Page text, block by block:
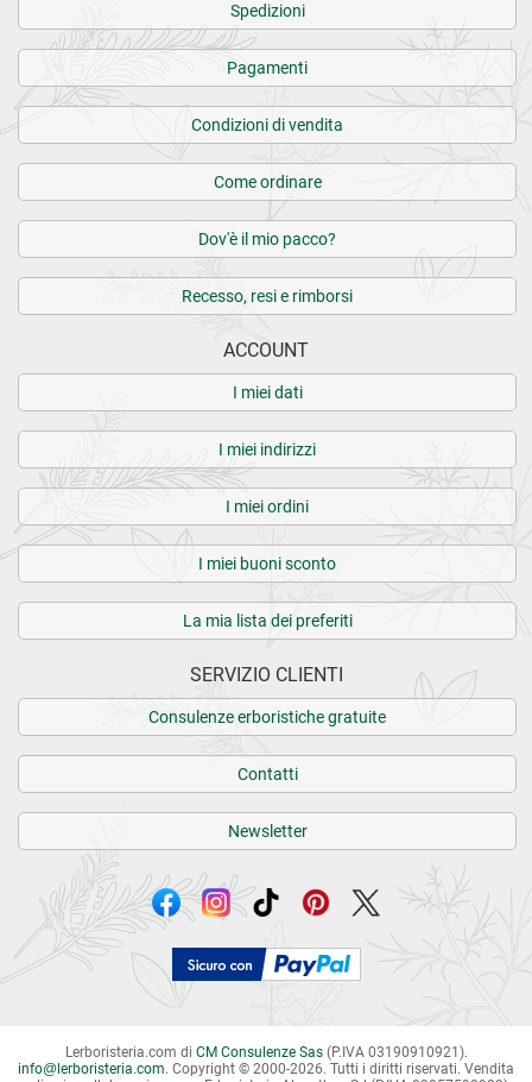
Spedizioni
Pagamenti
Condizioni di vendita
Come ordinare
Dov'è il mio pacco?
Recesso, resi e rimborsi
ACCOUNT
I miei dati
I miei indirizzi
I miei ordini
I miei buoni sconto
La mia lista dei preferiti
SERVIZIO CLIENTI
Consulenze erboristiche gratuite
Contatti
Newsletter
Lerboristeria.com di CM Consulenze Sas(P.IVA 03190910921).
info@ lerboristeria.com. Copyright © 2000-2026. Tutti i diritti riservati. Vendita